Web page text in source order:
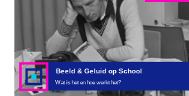
Wat is het en hoe werkt het?
Beeld & Geluid op School